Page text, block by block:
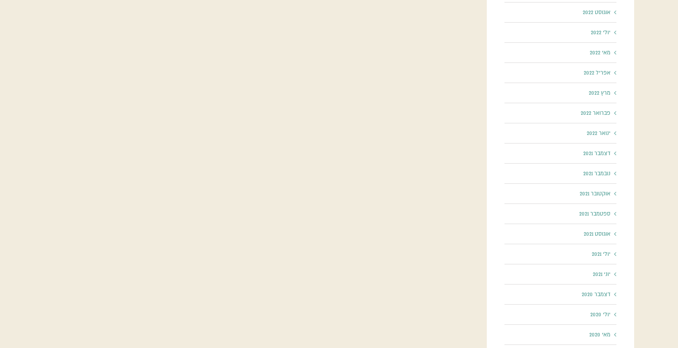
אוגוסט 2022
יולי 2022
מאי 2022
אפריל 2022
מרץ 2022
פברואר 2022
ינואר 2022
דצמבר 2021
נובמבר 2021
אוקטובר 2021
ספטמבר 2021
אוגוסט 2021
יולי 2021
יוני 2021
דצמבר 2020
יולי 2020
מאי 2020